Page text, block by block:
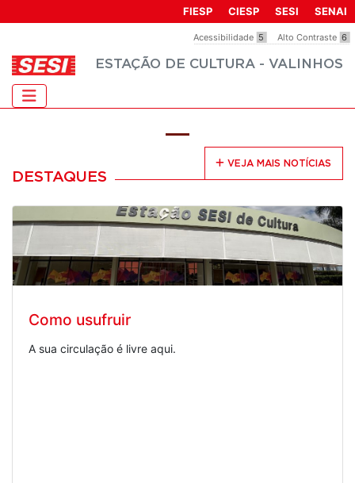
Acessibilidade 5 Alto Contraste 6
FIESP CIESP SESI SENAI
ESTAÇÃO DE CULTURA - VALINHOS
VEJA MAIS NOTÍCIAS
DESTAQUES
Como usufruir
A sua circulação é livre aqui.